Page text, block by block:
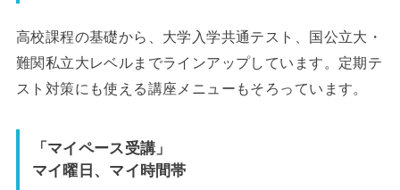
高校課程の基礎から、大学入学共通テスト、国公立大・
難関私立大レベルまでラインアップしています。定期テ
スト対策にも使える講座メニューもそろっています。
「マイペース受講」
マイ曜日、マイ時間帯